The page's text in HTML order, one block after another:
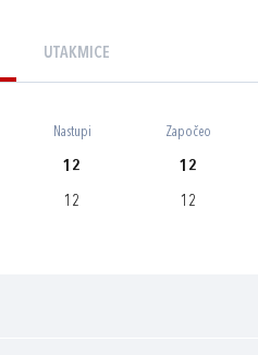
UTAKMICE
Nastupi Započeo
12 12
12 12